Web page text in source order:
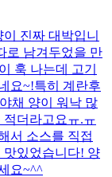
진짜 대박입니
로 남겨두었을 만
훅 나는데 고기
요~!특히 계란후
채 양이 워낙 많
더라고요ㅠ.ㅠ
서 소스를 직접
맛있었습니다! 양
요~^^